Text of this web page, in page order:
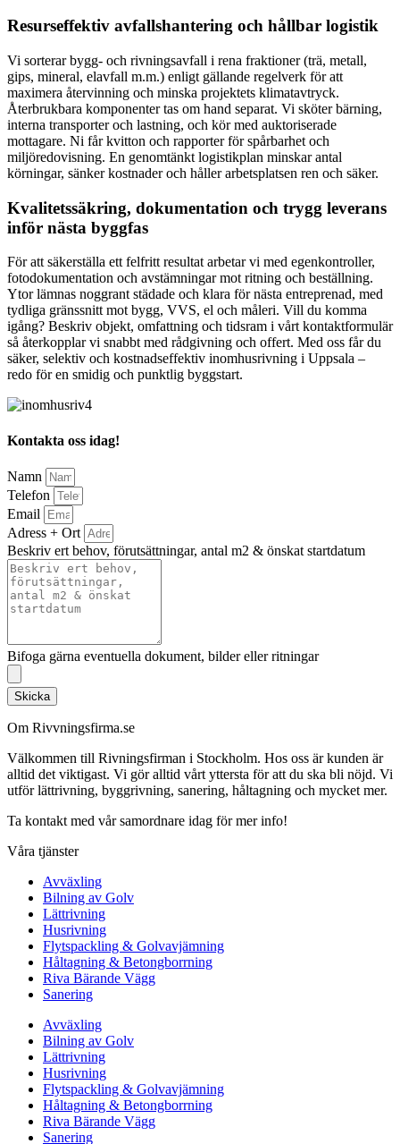
Resurseffektiv avfallshantering och hållbar logistik
Vi sorterar bygg- och rivningsavfall i rena fraktioner (trä, metall,
gips, mineral, elavfall m.m.) enligt gällande regelverk för att
maximera återvinning och minska projektets klimatavtryck.
Återbrukbara komponenter tas om hand separat. Vi sköter bärning,
interna transporter och lastning, och kör med auktoriserade
mottagare. Ni får kvitton och rapporter för spårbarhet och
miljöredovisning. En genomtänkt logistikplan minskar antal
körningar, sänker kostnader och håller arbetsplatsen ren och säker.
Kvalitetssäkring, dokumentation och trygg leverans
inför nästa byggfas
För att säkerställa ett felfritt resultat arbetar vi med egenkontroller,
fotodokumentation och avstämningar mot ritning och beställning.
Ytor lämnas noggrant städade och klara för nästa entreprenad, med
tydliga gränssnitt mot bygg, VVS, el och måleri. Vill du komma
igång? Beskriv objekt, omfattning och tidsram i vårt kontaktformulär
så återkopplar vi snabbt med rådgivning och offert. Med oss får du
säker, selektiv och kostnadseffektiv inomhusrivning i Uppsala –
redo för en smidig och punktlig byggstart.
Kontakta oss idag!
Namn
Telefon
Email
Adress + Ort
Beskriv ert behov, förutsättningar, antal m2 & önskat startdatum
Bifoga gärna eventuella dokument, bilder eller ritningar
Skicka
Om Rivvningsfirma.se
Välkommen till Rivningsfirman i Stockholm. Hos oss är kunden är
alltid det viktigast. Vi gör alltid vårt yttersta för att du ska bli nöjd. Vi
utför lättrivning, byggrivning, sanering, håltagning och mycket mer.
Ta kontakt med vår samordnare idag för mer info!
Våra tjänster
Avväxling
Bilning av Golv
Lättrivning
Husrivning
Flytspackling & Golvavjämning
Håltagning & Betongborrning
Riva Bärande Vägg
Sanering
Avväxling
Bilning av Golv
Lättrivning
Husrivning
Flytspackling & Golvavjämning
Håltagning & Betongborrning
Riva Bärande Vägg
Sanering